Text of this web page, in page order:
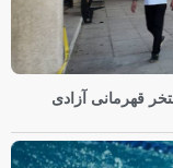
قهرمانی آزادی